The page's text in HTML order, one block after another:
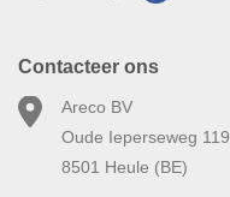
Contacteer ons
Areco BV
Oude Ieperseweg 119
8501 Heule (BE)